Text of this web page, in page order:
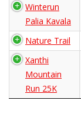
Winterun
Palia Kavala
Nature Trail
Xanthi
Mountain
Run 25K